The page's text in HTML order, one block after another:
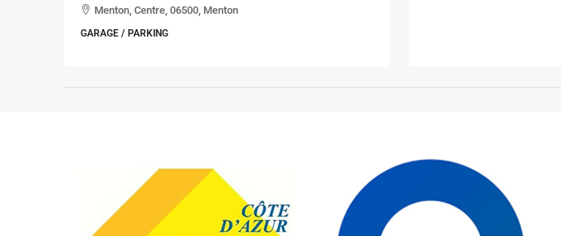
Menton, Centre, 06500, Menton
GARAGE / PARKING